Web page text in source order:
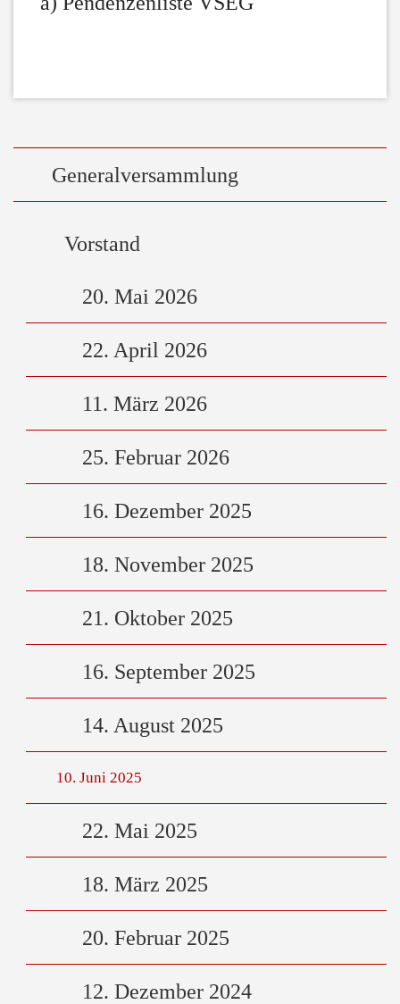
Generalversammlung
Vorstand
20. Mai 2026
22. April 2026
11. März 2026
25. Februar 2026
16. Dezember 2025
18. November 2025
21. Oktober 2025
16. September 2025
14. August 2025
10. Juni 2025
22. Mai 2025
18. März 2025
20. Februar 2025
12. Dezember 2024